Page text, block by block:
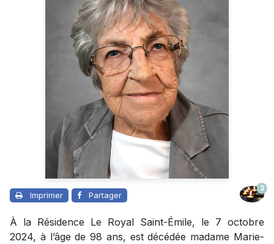
Imprimer Partager
3
À la Résidence Le Royal Saint-Émile, le 7 octobre
2024, à l’âge de 98 ans, est décédée madame Marie-